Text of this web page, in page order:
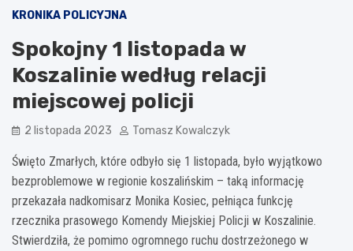
KRONIKA POLICYJNA
Spokojny 1 listopada w
Koszalinie według relacji
miejscowej policji
2 listopada 2023 Tomasz Kowalczyk
Święto Zmarłych, które odbyło się 1 listopada, było wyjątkowo
bezproblemowe w regionie koszalińskim – taką informację
przekazała nadkomisarz Monika Kosiec, pełniąca funkcję
rzecznika prasowego Komendy Miejskiej Policji w Koszalinie.
Stwierdziła, że pomimo ogromnego ruchu dostrzeżonego w